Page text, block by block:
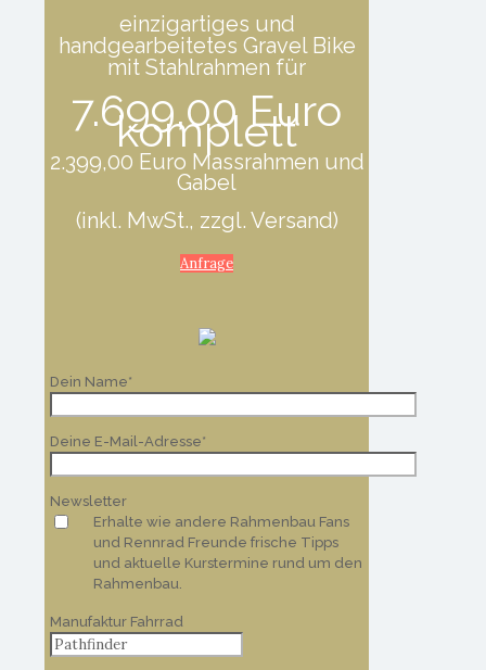
einzigartiges und
handgearbeitetes Gravel Bike
mit Stahlrahmen für
7.699,00 Euro
komplett
2.399,00 Euro Massrahmen und
Gabel
(inkl. MwSt., zzgl. Versand)
Anfrage
Dein Name*
Deine E-Mail-Adresse*
Newsletter
Erhalte wie andere Rahmenbau Fans
und Rennrad Freunde frische Tipps
und aktuelle Kurstermine rund um den
Rahmenbau.
Manufaktur Fahrrad